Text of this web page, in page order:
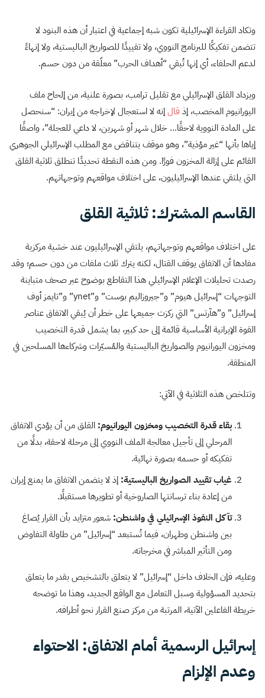
وتكاد القراءة الإسرائيلية تكون شبه إجماعية في اعتبار أن هذه البنود لا
تتضمن تفكيكًا للبرنامج النووي، ولا تقييدًا للصواريخ الباليستية، ولا إنهاءً
لدعم الحلفاء، أي إنها تُبقي “أهداف الحرب” معلّقة من دون حسم.
ويزداد القلق الإسرائيلي مع تقليل ترامب، بصورة علنية، من إلحاح ملف
اليورانيوم المخصب، إذ قالإنه لا استعجال لإخراجه من إيران: “سنحصل
على المادة النووية لاحقًا… خلال شهر أو شهرين، لا داعي للعجلة”، واصفًا
إياها بأنها “غير مؤذية”، وهو موقف يتناقض مع المطلب الإسرائيلي الجوهري
القائم على إزالة المخزون فورًا. ومن هذه النقطة تحديدًا تنطلق ثلاثية القلق
التي يلتقي عندها الإسرائيليون، على اختلاف مواقعهم وتوجهاتهم.
القاسم المشترك: ثلاثية القلق
على اختلاف مواقعهم وتوجهاتهم، يلتقي الإسرائيليون عند خشية مركزية
مفادها أن الاتفاق يوقف القتال، لكنه يترك ثلاث ملفات من دون حسم؛ وقد
رصدت تحليلات الإعلام الإسرائيلي هذا التقاطع بوضوح عبر صحف متباينة
التوجهات “إسرائيل هيوم” و”جيروزاليم بوست” و”ynet” و”تايمز أوف
إسرائيل” و”هآرتس” التي ركزت جميعها على خطر أن يُبقي الاتفاق عناصر
القوة الإيرانية الأساسية قائمة إلى حد كبير، بما يشمل قدرة التخصيب
ومخزون اليورانيوم والصواريخ الباليستية والمُسيّرات وشركاءها المسلحين في
المنطقة.
وتتلخص هذه الثلاثية في الآتي:
بقاء قدرة التخصيب ومخزون اليورانيوم: القلق من أن يؤدي الاتفاق
المرحلي إلى تأجيل معالجة الملف النووي إلى مرحلة لاحقة، بدلًا من
تفكيكه أو حسمه بصورة نهائية.
غياب تقييد الصواريخ الباليستية: إذ لا يتضمن الاتفاق ما يمنع إيران
من إعادة بناء ترسانتها الصاروخية أو تطويرها مستقبلًا.
تآكل النفوذ الإسرائيلي في واشنطن: شعور متزايد بأن القرار يُصاغ
بين واشنطن وطهران، فيما تُستبعد “إسرائيل” من طاولة التفاوض
ومن التأثير المباشر في مخرجاته.
وعليه، فإن الخلاف داخل “إسرائيل” لا يتعلق بالتشخيص بقدر ما يتعلق
بتحديد المسؤولية وسبل التعامل مع الواقع الجديد، وهذا ما توضحه
خريطة الفاعلين الآتية، المرتبة من مركز صنع القرار نحو أطرافه.
إسرائيل الرسمية أمام الاتفاق: الاحتواء
وعدم الإلزام